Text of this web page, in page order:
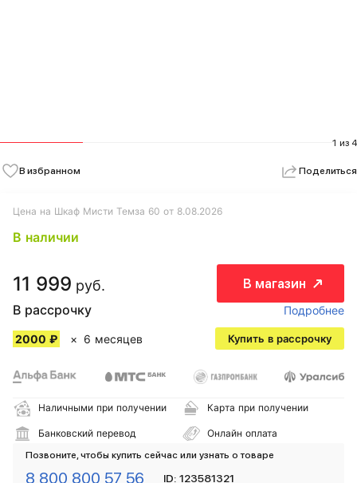
1 из 4
В избранном Поделиться
Цена на Шкаф Мисти Темза 60 от 8.08.2026
В наличии
11 999 руб. В магазин
В рассрочку Подробнее
2000 ₽ 6 месяцев Купить в рассрочку
Наличными при получении Карта при получении
Банковский перевод Онлайн оплата
Позвоните, чтобы купить сейчас или узнать о товаре
8 800 800 57 56 ID: 123581321